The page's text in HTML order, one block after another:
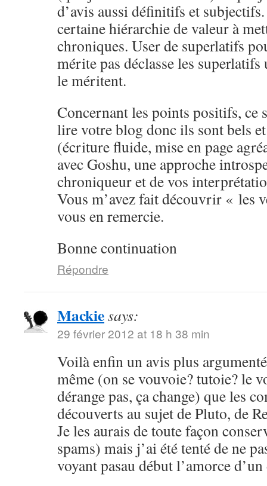
d’avis aussi définitifs et
certaine hiérarchie de valeur à
chroniques. User de superlatifs
mérite pas déclasse les
le méritent.
Concernant les points positifs, ce
lire votre blog donc ils sont bels
(écriture fluide, mise en page
avec Goshu, une approche
chroniqueur et de vos
Vous m’avez fait découvrir « les
vous en remercie.
Bonne continuation
Répondre
Mackiesays:
29 février 2012 at 18 h 38 min
Voilà enfin un avis plus
même (on se vouvoie? tutoie? le
dérange pas, ça change) que les
découverts au sujet de Pluto, de
Je les aurais de toute façon
spams) mais j’ai été tenté de ne
voyant pasau début l’amorce